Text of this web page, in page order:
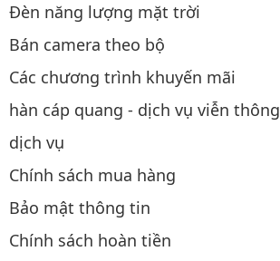
Đèn năng lượng mặt trời
Bán camera theo bộ
Các chương trình khuyến mãi
hàn cáp quang - dịch vụ viễn thông
dịch vụ
Chính sách mua hàng
Bảo mật thông tin
Chính sách hoàn tiền